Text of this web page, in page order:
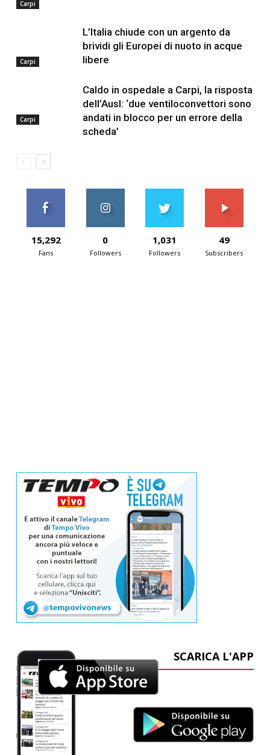
Carpi
Carpi
L’Italia chiude con un argento da
brividi gli Europei di nuoto in acque
libere
Carpi
Caldo in ospedale a Carpi, la risposta
dell’Ausl: ‘due ventiloconvettori sono
andati in blocco per un errore della
scheda’
15,292
Fans
0
Followers
1,031
Followers
49
Subscribers
SCARICA L'APP